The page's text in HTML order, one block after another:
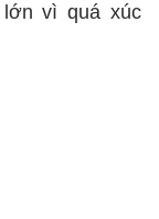
vì quá xúc